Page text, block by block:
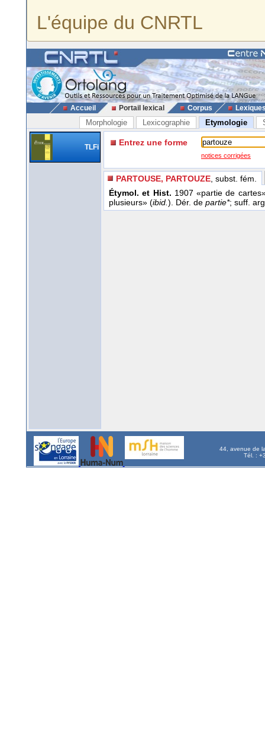
L'équipe du CNRTL
Accueil Portail lexical Corpus
Morphologie Lexicographie Etymologie
TLFi Entrez une forme
notices corrigées
PARTOUSE, PARTOUZE , subst. fém.
Étymol. et Hist. 1907 «partie de
plusieurs» (ibid.). Dér. de partie*; suff.
44, avenue de
Tél. :